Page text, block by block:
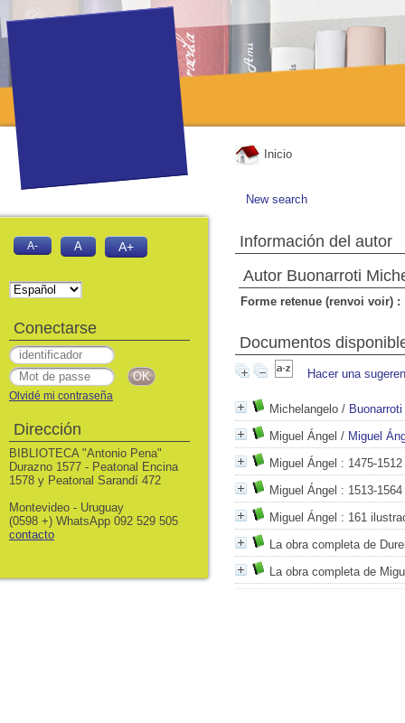
Inicio
New search
Información del autor
Autor Buonarroti
Forme retenue (renvoi voir) :
Documentos
Hacer una
Michelangelo /
Miguel Ángel / Miguel
Miguel Ángel : 1475-1512
Miguel Ángel : 1513-1564
Miguel Ángel : 161
La obra completa de
La obra completa de
A- A A+
Conectarse
Olvidé mi contraseña
Dirección
BIBLIOTECA "Antonio Pena"
Durazno 1577 - Peatonal Encina
1578 y Peatonal Sarandí 472
Montevideo - Uruguay
(0598 +) WhatsApp 092 529 505
contacto